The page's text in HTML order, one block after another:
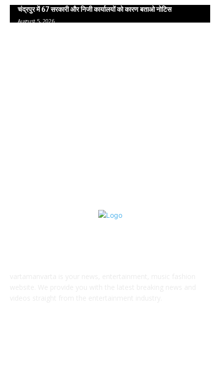
चंद्रपुर में 67 सरकारी और निजी कार्यालयों को कारण बताओ नोटिस
August 5, 2026